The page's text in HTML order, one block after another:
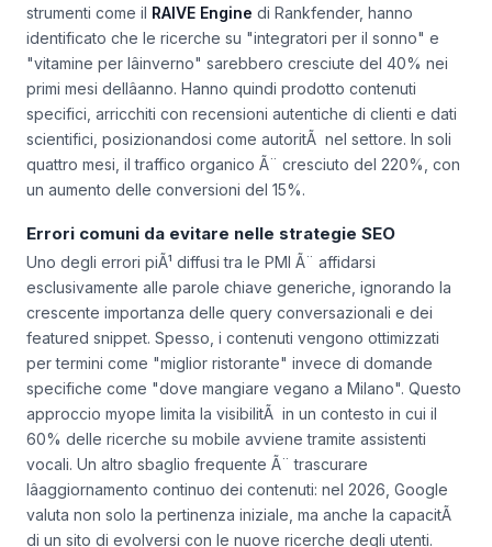
integratori alimentari, che ha sfruttato lâanalisi predittiva per
anticipare le tendenze di ricerca del 2026. Utilizzando
strumenti come ilRAIVE Enginedi Rankfender, hanno
identificato che le ricerche su "integratori per il sonno" e
"vitamine per lâinverno" sarebbero cresciute del 40% nei
primi mesi dellâanno. Hanno quindi prodotto contenuti
specifici, arricchiti con recensioni autentiche di clienti e dati
scientifici, posizionandosi come autoritÃ nel settore. In soli
un aumento delle conversioni del 15%.
Errori comuni da evitare nelle strategie SEO
Uno degli errori piÃ¹ diffusi tra le PMI Ã¨ affidarsi
esclusivamente alle parole chiave generiche, ignorando la
crescente importanza delle query conversazionali e dei
featured snippet. Spesso, i contenuti vengono ottimizzati
per termini come "miglior ristorante" invece di domande
specifiche come "dove mangiare vegano a Milano". Questo
approccio myope limita la visibilitÃ in un contesto in cui il
60% delle ricerche su mobile avviene tramite assistenti
vocali. Un altro sbaglio frequente Ã¨ trascurare
lâaggiornamento continuo dei contenuti: nel 2026, Google